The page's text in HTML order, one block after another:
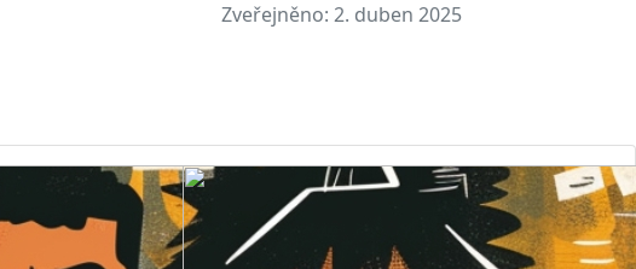
Zveřejněno: 2. duben 2025